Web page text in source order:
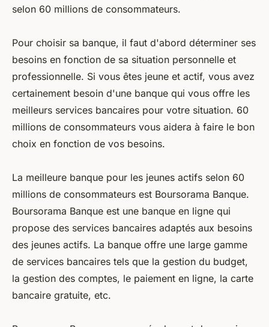
selon 60 millions de consommateurs.
Pour choisir sa banque, il faut d'abord déterminer ses
besoins en fonction de sa situation personnelle et
professionnelle. Si vous êtes jeune et actif, vous avez
certainement besoin d'une banque qui vous offre les
meilleurs services bancaires pour votre situation. 60
millions de consommateurs vous aidera à faire le bon
choix en fonction de vos besoins.
La meilleure banque pour les jeunes actifs selon 60
millions de consommateurs est Boursorama Banque.
Boursorama Banque est une banque en ligne qui
propose des services bancaires adaptés aux besoins
des jeunes actifs. La banque offre une large gamme
de services bancaires tels que la gestion du budget,
la gestion des comptes, le paiement en ligne, la carte
bancaire gratuite, etc.